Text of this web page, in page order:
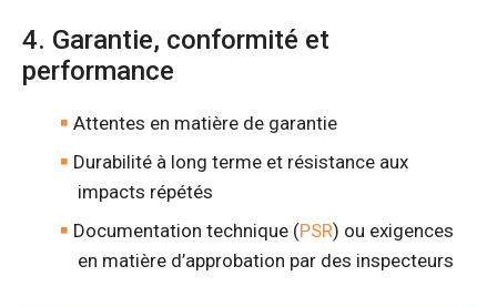
4. Garantie, conformité et
performance
Attentes en matière de garantie
Durabilité à long terme et résistance aux
impacts répétés
Documentation technique (PSR) ou exigences
en matière d’approbation par des inspecteurs